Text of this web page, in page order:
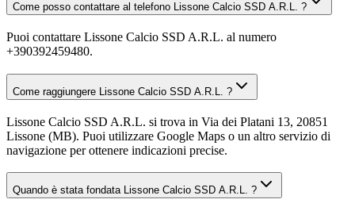
Come posso contattare al telefono Lissone Calcio SSD A.R.L. ?
Puoi contattare Lissone Calcio SSD A.R.L. al numero
+390392459480.
Come raggiungere Lissone Calcio SSD A.R.L. ?
Lissone Calcio SSD A.R.L. si trova in Via dei Platani 13, 20851
Lissone (MB). Puoi utilizzare Google Maps o un altro servizio di
navigazione per ottenere indicazioni precise.
Quando è stata fondata Lissone Calcio SSD A.R.L. ?